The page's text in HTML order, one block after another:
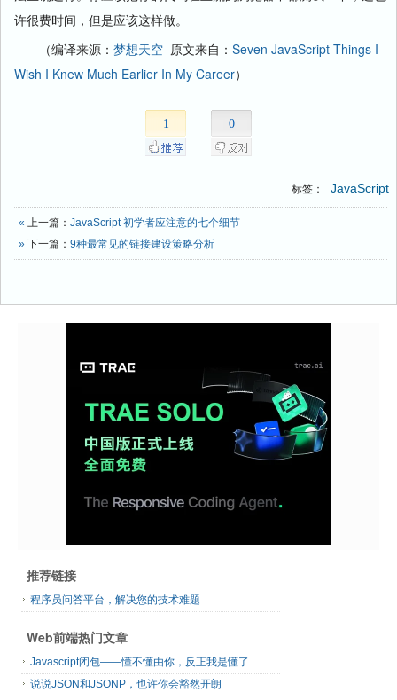
许很费时间，但是应该这样做。
（编译来源： 梦想天空 原文来自： Seven JavaScript Things I
Wish I Knew Much Earlier In My Career）
1 0
标签： JavaScript
« 上一篇： JavaScript 初学者应注意的七个细节
» 下一篇： 9种最常见的链接建设策略分析
推荐链接
程序员问答平台，解决您的技术难题
Web前端热门文章
Javascript闭包——懂不懂由你，反正我是懂了
说说JSON和JSONP，也许你会豁然开朗